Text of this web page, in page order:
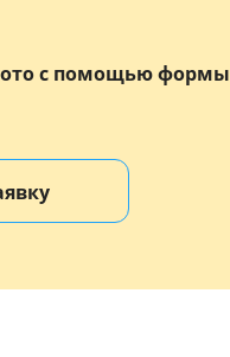
с помощью формы